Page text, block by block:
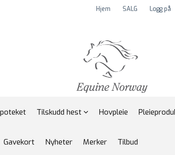
Hjem SALG Logg på
Tilskudd hest Hovpleie
Gavekort Nyheter Merker Tilbud